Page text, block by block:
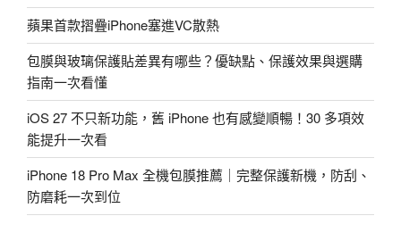
蘋果首款摺疊iPhone塞進VC散熱
包膜與玻璃保護貼差異有哪些？優缺點、保護效果與選購
指南一次看懂
iOS 27 不只新功能，舊 iPhone 也有感變順暢！30 多項效
能提升一次看
iPhone 18 Pro Max 全機包膜推薦｜完整保護新機，防刮、
防磨耗一次到位